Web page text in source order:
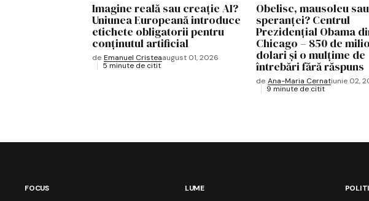
Imagine reală sau creație AI?
Uniunea Europeană introduce
etichete obligatorii pentru
conținutul artificial
de Emanuel Cristeaaugust 01, 2026
5 minute de citit
Obelisc, mausoleu
speranței? Centrul
Prezidențial Obama
Chicago – 850 de
dolari și o mulțime de
întrebări fără răspuns
de Ana-Maria Cernatiunie 02,
9 minute de citit
FOCUS
LUME